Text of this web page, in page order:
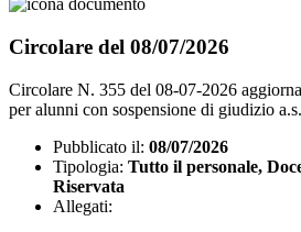
Circolare del 08/07/2026
Circolare N. 355 del 08-07-2026
per alunni con sospensione di giudizio
Pubblicato il: 08/07/2026
Tipologia: Tutto il personale,
Riservata
Allegati: